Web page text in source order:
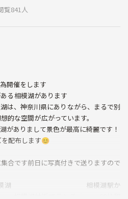
覧841人
開催をします
湖がある相模湖があります
にありながら、まるで別
幻想的な空間が広がっています。
景色が最高に綺麗です！
配布します😊
合です前日に写真付きで送りますので
相模湖 相模湖駅か